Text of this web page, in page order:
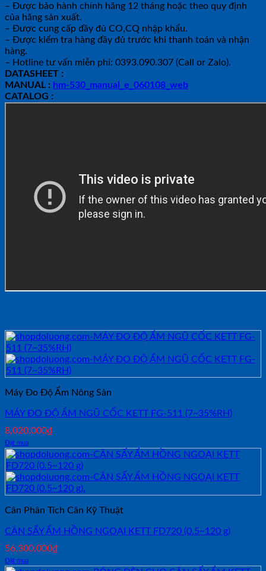
– Được bảo hành chính hãng 12 tháng hoặc theo quy định
của hãng sản xuất.
– Được cung cấp đầy đủ CO,CQ nhập khẩu.
– Được kiểm tra hàng đầy đủ trước khi thanh toán và nhận
hàng.
– Hotline tư vấn miễn phí: 0393.090.307 (Call or Zalo).
DATASHEET :
MANUAL : hm-530_manual_e_060108_web
CATALOG :
Máy Đo Độ Ẩm Nông Sản
MÁY ĐO ĐỘ ẨM NGŨ CỐC KETT FG-511 (7~35%RH)
8,020,000₫
Đặt mua
Cân Phân Tích Cân Kỹ Thuật
CÂN SẤY ẨM HỒNG NGOẠI KETT FD720 (0.5~120 g)
56,300,000₫
Đặt mua